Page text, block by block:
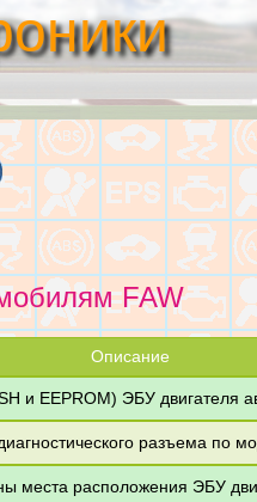
FAW
Описание
и EEPROM) ЭБУ двигателя
разъема по
места расположения ЭБУ